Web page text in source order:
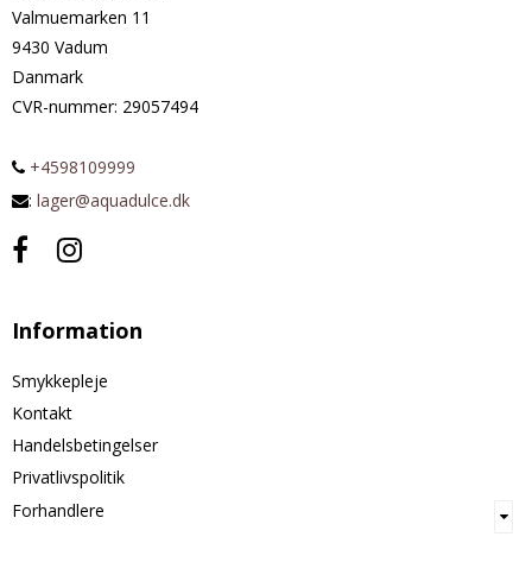
Valmuemarken 11
9430 Vadum
Danmark
CVR-nummer: 29057494
+4598109999
: lager@aquadulce.dk
Information
Smykkepleje
Kontakt
Handelsbetingelser
Privatlivspolitik
Forhandlere